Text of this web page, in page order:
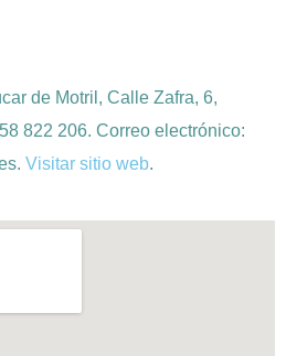
de Motril, Calle Zafra, 6,
822 206. Correo electrónico:
Visitar sitio web.